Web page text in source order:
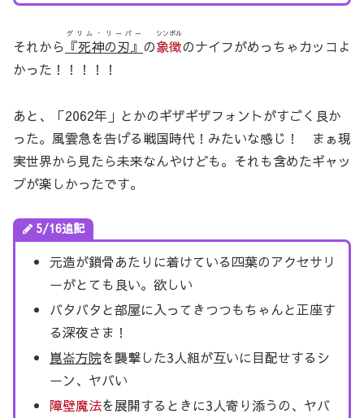
それから 『死神の刃』
グリム・リーパー
の象徴
シンボル
のナイフがめっちゃカッコよ
かった！！！！！
あと、「2062年」とかのギザギザフォントがすごく良か
った。風雲急を告げる戦国時代！みたいな感じ！ まぁ現
実世界から見たら未来なんやけども。それも含めたギャッ
プが楽しかったです。
5/16追記
元造が鎖骨あたりに着けている四葉のアクセサリ
ーがとても良い。欲しい
バタバタと部屋に入ってきつつもちゃんと正座す
る深夜さま！
崑崙方院を襲撃した3人組が互いに目配せするシ
ーン、ヤバい
障壁魔法を展開するときに3人寄り添うの、ヤバ